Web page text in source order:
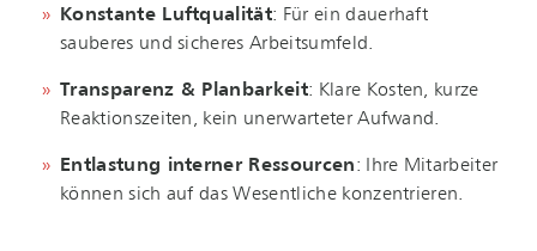
Konstante Luftqualität: Für ein dauerhaft
sauberes und sicheres Arbeitsumfeld.
Transparenz & Planbarkeit: Klare Kosten, kurze
Reaktionszeiten, kein unerwarteter Aufwand.
Entlastung interner Ressourcen: Ihre Mitarbeiter
können sich auf das Wesentliche konzentrieren.